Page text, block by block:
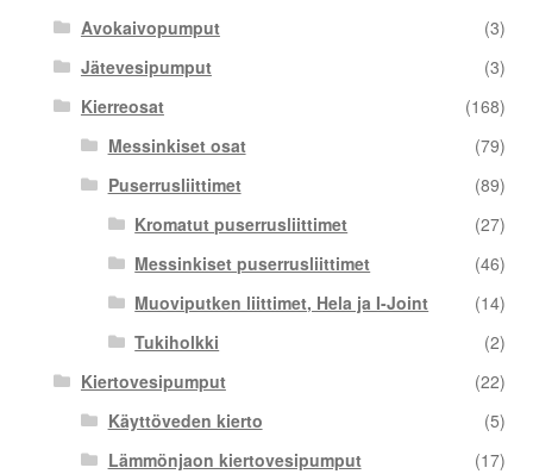
Avokaivopumput
(3)
Jätevesipumput
(3)
Kierreosat
(168)
Messinkiset osat
(79)
Puserrusliittimet
(89)
Kromatut puserrusliittimet
(27)
Messinkiset puserrusliittimet
(46)
Muoviputken liittimet, Hela ja I-Joint
(14)
Tukiholkki
(2)
Kiertovesipumput
(22)
Käyttöveden kierto
(5)
Lämmönjaon kiertovesipumput
(17)